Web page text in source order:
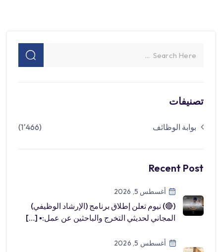
تصنيفات
بوابة الوظائف (1٬466)
Recent Post
أغسطس 5, 2026
(🔴) نيوم تعلن إطلاق برنامج (الإرشاد الوظيفي)
المجاني لحديثي التخرج والباحثين عن عمل:▪ […]
أغسطس 5, 2026